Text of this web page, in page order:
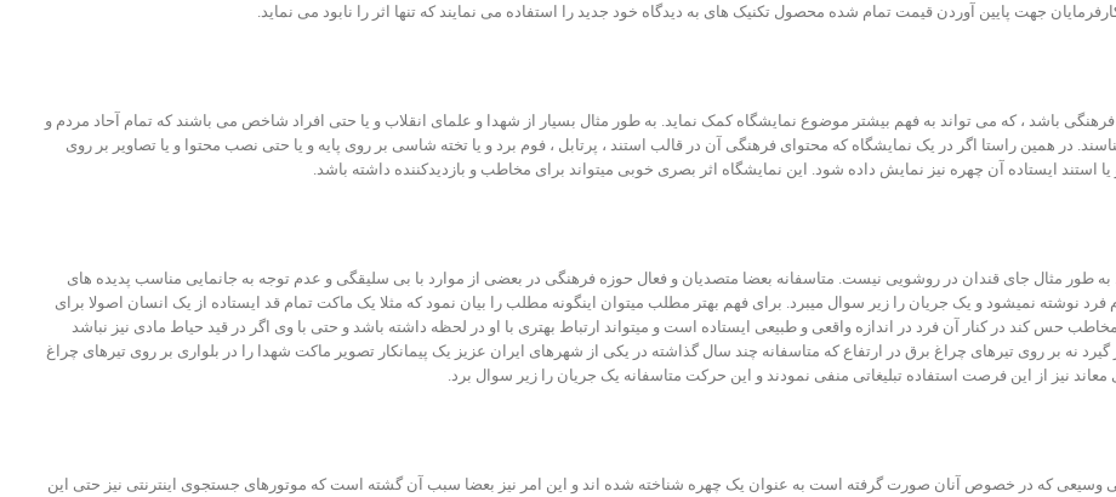
جهت پایین آوردن قیمت تمام شده محصول تکنیک های به دیدگاه خود جدید را استفاده می نمایند که تنها اثر را نابود می نماید.
باشد ، که می تواند به فهم بیشتر موضوع نمایشگاه کمک نماید. به طور مثال بسیار از شهدا و علمای انقلاب و یا حتی افراد شاخص می باشند که تمام آحاد مردم و
در همین راستا اگر در یک نمایشگاه که محتوای فرهنگی آن در قالب استند ، پرتابل ، فوم برد و یا تخته شاسی بر روی پایه و یا حتی نصب محتوا و یا تصاویر بر روی
استند ایستاده آن چهره نیز نمایش داده شود. این نمایشگاه اثر بصری خوبی میتواند برای مخاطب و بازدیدکننده داشته باشد.
به طور مثال جای قندان در روشویی نیست. متاسفانه بعضا متصدیان و فعال حوزه فرهنگی در بعضی از موارد با بی سلیقگی و عدم توجه به جانمایی مناسب پدیده های
نوشته نمیشود و یک جریان را زیر سوال میبرد. برای فهم بهتر مطلب میتوان اینگونه مطلب را بیان نمود که مثلا یک ماکت تمام قد ایستاده از یک انسان اصولا برای
کند در کنار آن فرد در اندازه واقعی و طبیعی ایستاده است و میتواند ارتباط بهتری با او در لحظه داشته باشد و حتی با وی اگر در قید حیاط مادی نیز نباشد
نه بر روی تیرهای چراغ برق در ارتفاع که متاسفانه چند سال گذاشته در یکی از شهرهای ایران عزیز یک پیمانکار تصویر ماکت شهدا را در بلواری بر روی تیرهای چراغ
نیز از این فرصت استفاده تبلیغاتی منفی نمودند و این حرکت متاسفانه یک جریان را زیر سوال برد.
وسیعی که در خصوص آنان صورت گرفته است به عنوان یک چهره شناخته شده اند و این امر نیز بعضا سبب آن گشته است که موتورهای جستجوی اینترنتی نیز حتی این